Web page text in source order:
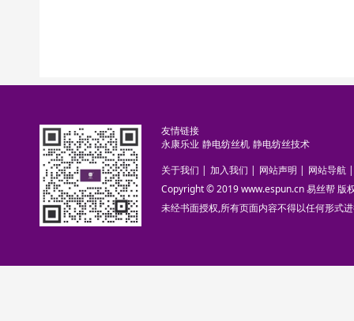
友情链接
永康乐业 静电纺丝机 静电纺丝技术
关于我们 | 加入我们 | 网站声明 | 网站导航 |
Copyright © 2019 www.espun.cn 易丝帮 版
未经书面授权,所有页面内容不得以任何形式